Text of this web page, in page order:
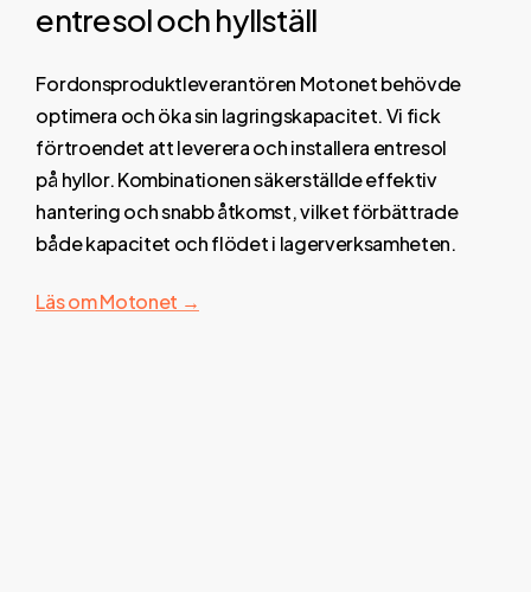
entresol och hyllställ
Fordonsproduktleverantören Motonet behövde
optimera och öka sin lagringskapacitet. Vi fick
förtroendet att leverera och installera entresol
på hyllor. Kombinationen säkerställde effektiv
hantering och snabb åtkomst, vilket förbättrade
både kapacitet och flödet i lagerverksamheten.
Läs om Motonet →